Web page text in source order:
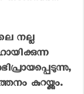
നല്ല
കുറയ്ക്കും.